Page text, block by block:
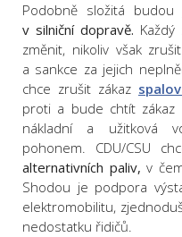
Podobně složitá
v silniční dopravě.
změnit, nikoliv však
a sankce za jejich
chce zrušit zákaz
proti a bude chtít
nákladní a užitková
pohonem. CDU/CSU
alternativních paliv, v
Shodou je podpora
elektromobilitu,
nedostatku řidičů.